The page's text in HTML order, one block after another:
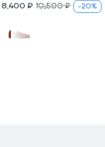
8,400 ₽ 10,500 ₽ -20%